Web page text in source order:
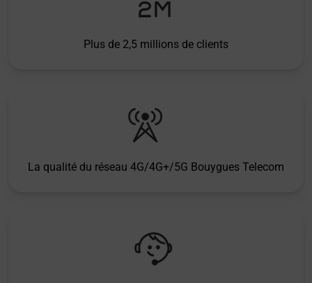
Plus de 2,5 millions de clients
La qualité du réseau 4G/4G+/5G Bouygues Telecom